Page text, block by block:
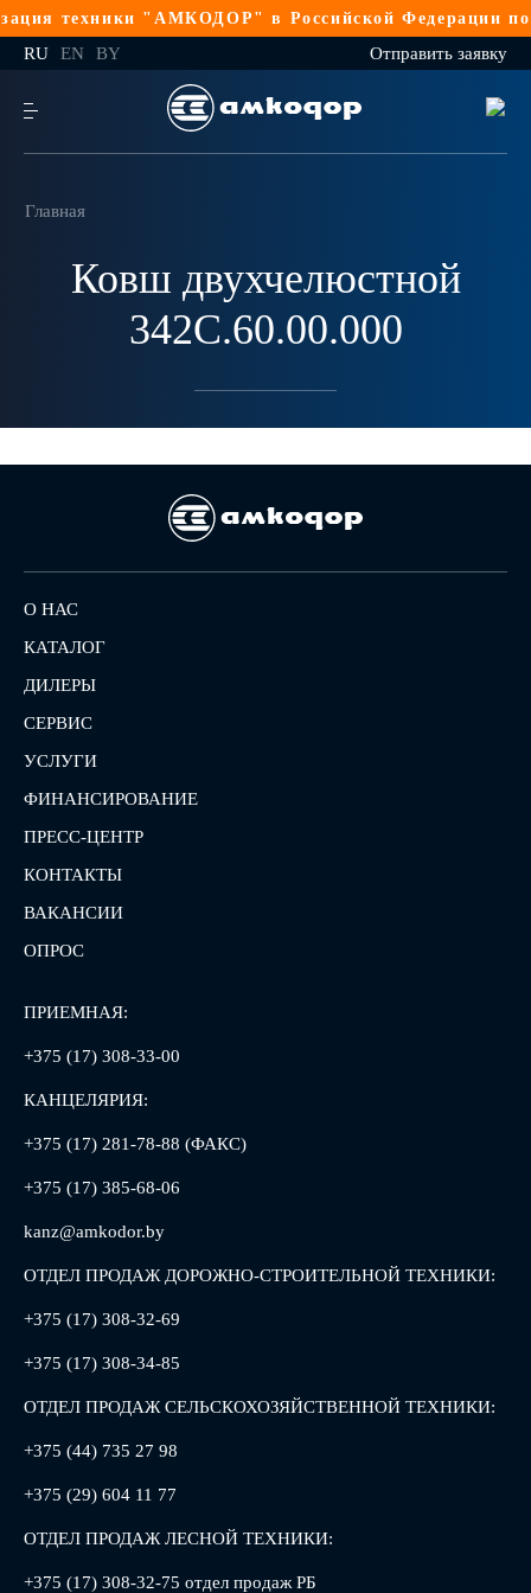
техники "АМКОДОР" в Российской Федерации по
RU EN BY Отправить заявку
Главная
Ковш двухчелюстной
342С.60.00.000
О НАС
КАТАЛОГ
ДИЛЕРЫ
СЕРВИС
УСЛУГИ
ФИНАНСИРОВАНИЕ
ПРЕСС-ЦЕНТР
КОНТАКТЫ
ВАКАНСИИ
ОПРОС
ПРИЕМНАЯ:
+375 (17) 308-33-00
КАНЦЕЛЯРИЯ:
+375 (17) 281-78-88 (ФАКС)
+375 (17) 385-68-06
kanz@amkodor.by
ОТДЕЛ ПРОДАЖ ДОРОЖНО-СТРОИТЕЛЬНОЙ ТЕХНИКИ:
+375 (17) 308-32-69
+375 (17) 308-34-85
ОТДЕЛ ПРОДАЖ СЕЛЬСКОХОЗЯЙСТВЕННОЙ ТЕХНИКИ:
+375 (44) 735 27 98
+375 (29) 604 11 77
ОТДЕЛ ПРОДАЖ ЛЕСНОЙ ТЕХНИКИ:
+375 (17) 308-32-75 отдел продаж РБ